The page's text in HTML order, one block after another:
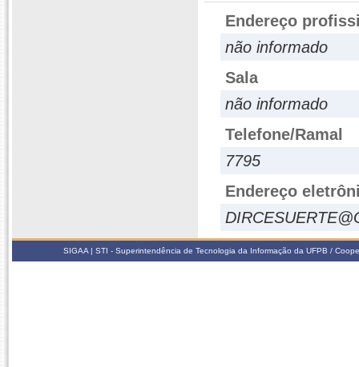
Endereço
não informado
Sala
não informado
Telefone/Ramal
7795
Endereço
SIGAA | STI - Superintendência de Tecnologia da Informação da UFPB /